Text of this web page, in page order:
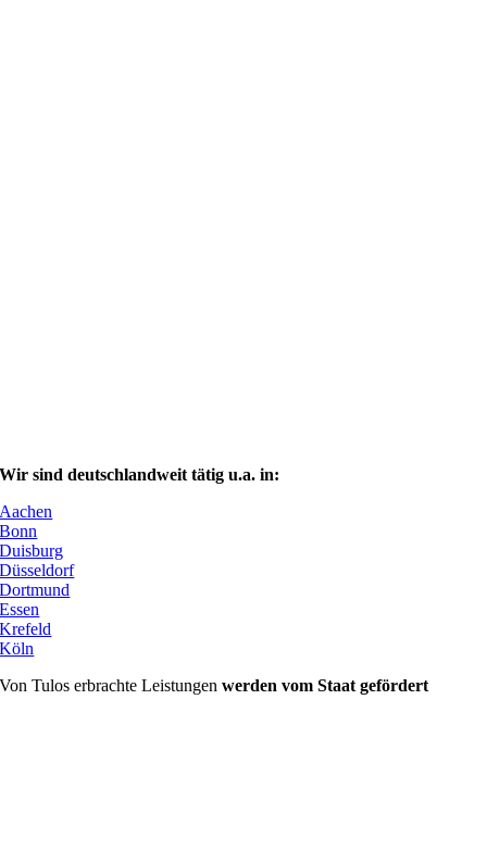
Wir sind deutschlandweit tätig u.a. in:
Aachen
Bonn
Duisburg
Düsseldorf
Dortmund
Essen
Krefeld
Köln
Von Tulos erbrachte Leistungenwerden vom Staat gefördert